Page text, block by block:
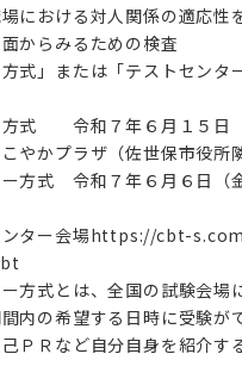
場における対人関係の適応性
からみるための検査
方式」または「テストセンタ
式 令和７年６月１５日
やかプラザ（佐世保
方式 令和７年６月６日（
ンター会場https://cbt-
方式とは、全国の試験会場
内の希望する日時に受験が
己ＰＲなど自分自身を紹介す